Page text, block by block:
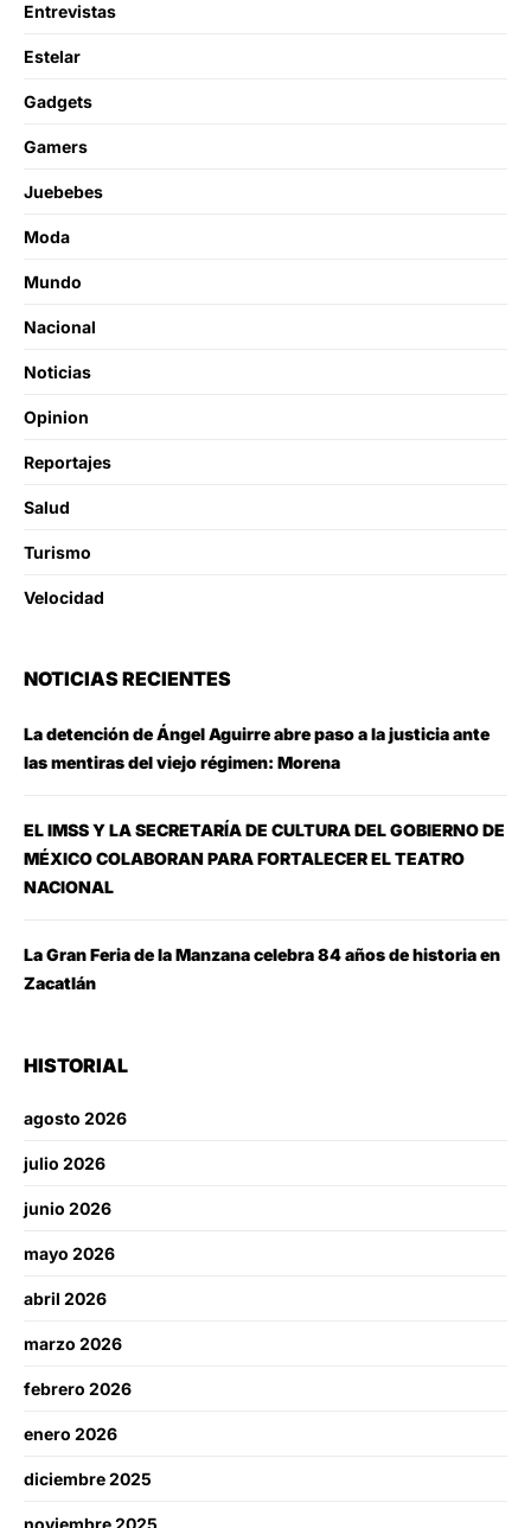
Entrevistas
Estelar
Gadgets
Gamers
Juebebes
Moda
Mundo
Nacional
Noticias
Opinion
Reportajes
Salud
Turismo
Velocidad
NOTICIAS RECIENTES
La detención de Ángel Aguirre abre paso a la justicia ante
las mentiras del viejo régimen: Morena
EL IMSS Y LA SECRETARÍA DE CULTURA DEL GOBIERNO DE
MÉXICO COLABORAN PARA FORTALECER EL TEATRO
NACIONAL
La Gran Feria de la Manzana celebra 84 años de historia en
Zacatlán
HISTORIAL
agosto 2026
julio 2026
junio 2026
mayo 2026
abril 2026
marzo 2026
febrero 2026
enero 2026
diciembre 2025